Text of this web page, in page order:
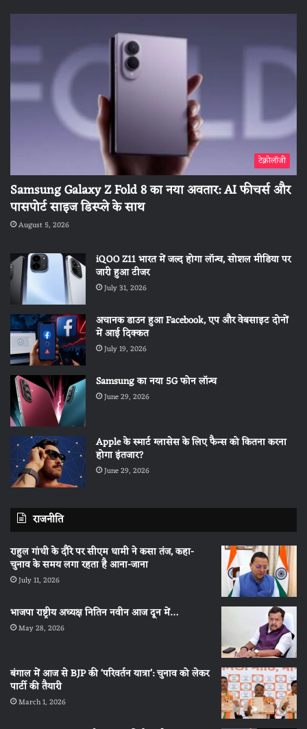
टेक्नोलॉजी
Samsung Galaxy Z Fold 8 का नया अवतार: AI फीचर्स और
पासपोर्ट साइज डिस्प्ले के साथ
August 5, 2026
iQOO Z11 भारत में जल्द होगा लॉन्च, सोशल मीडिया पर
जारी हुआ टीजर
July 31, 2026
अचानक डाउन हुआ Facebook, एप और वेबसाइट दोनों
में आई दिक्कत
July 19, 2026
Samsung का नया 5G फोन लॉन्च
June 29, 2026
Apple के स्मार्ट ग्लासेस के लिए फैन्स को कितना करना
होगा इंतजार?
June 29, 2026
राजनीति
राहुल गांधी के दौरे पर सीएम धामी ने कसा तंज, कहा-
चुनाव के समय लगा रहता है आना-जाना
July 11, 2026
भाजपा राष्ट्रीय अध्यक्ष नितिन नवीन आज दून में…
May 28, 2026
बंगाल में आज से BJP की ‘परिवर्तन यात्रा’: चुनाव को लेकर
पार्टी की तैयारी
March 1, 2026